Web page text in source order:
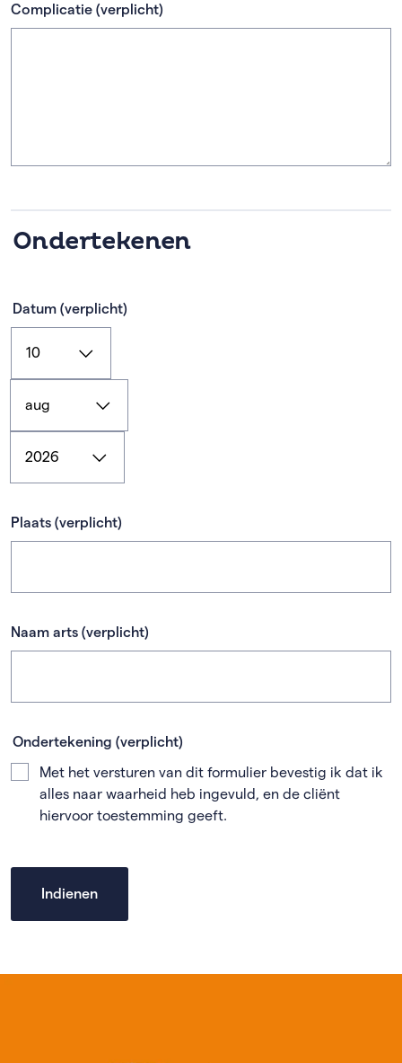
Complicatie (verplicht)
Ondertekenen
Datum (verplicht)
Plaats (verplicht)
Naam arts (verplicht)
Ondertekening (verplicht)
Met het versturen van dit formulier bevestig ik dat ik
alles naar waarheid heb ingevuld, en de cliënt
hiervoor toestemming geeft.
Indienen